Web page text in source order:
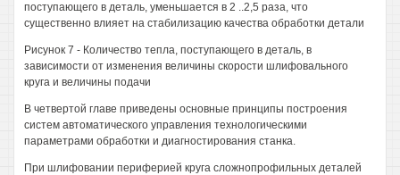
поступающего в деталь, уменьшается в 2 ..2,5 раза, что
существенно влияет на стабилизацию качества обработки детали
Рисунок 7 - Количество тепла, поступающего в деталь, в
зависимости от изменения величины скорости шлифовального
круга и величины подачи
В четвертой главе приведены основные принципы построения
систем автоматического управления технологическими
параметрами обработки и диагностирования станка.
При шлифовании периферией круга сложнопрофильных деталей